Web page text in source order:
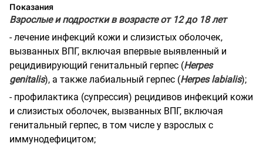
Показания
Взрослые и подростки в возрасте от 12 до 18 лет
- лечение инфекций кожи и слизистых оболочек,
вызванных ВПГ, включая впервые выявленный и
рецидивирующий генитальный герпес (Herpes
genitalis), а также лабиальный герпес (Herpes labialis);
- профилактика (супрессия) рецидивов инфекций кожи
и слизистых оболочек, вызванных ВПГ, включая
генитальный герпес, в том числе у взрослых с
иммунодефицитом;